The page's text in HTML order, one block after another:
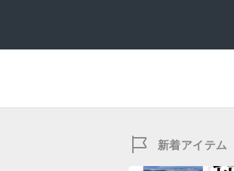
新着アイテム